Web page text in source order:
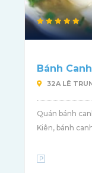
Bánh
32A LÊ
Quán bánh
Kiên, bánh